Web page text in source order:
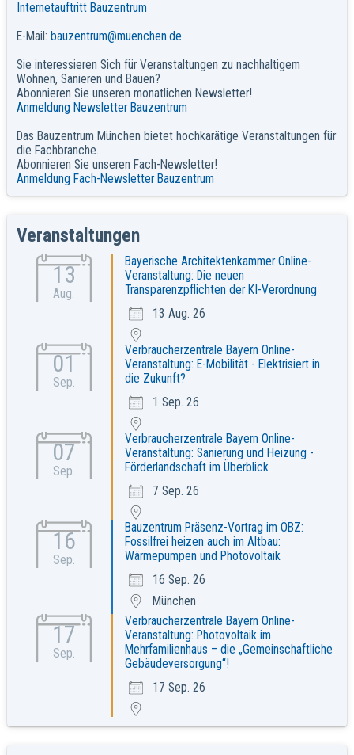
Internetauftritt Bauzentrum
E-Mail: bauzentrum@muenchen.de
Sie interessieren Sich für Veranstaltungen zu nachhaltigem
Wohnen, Sanieren und Bauen?
Abonnieren Sie unseren monatlichen Newsletter!
Anmeldung Newsletter Bauzentrum
Das Bauzentrum München bietet hochkarätige Veranstaltungen für
die Fachbranche.
Abonnieren Sie unseren Fach-Newsletter!
Anmeldung Fach-Newsletter Bauzentrum
Veranstaltungen
13
Aug.
Bayerische Architektenkammer Online-
Veranstaltung: Die neuen
Transparenzpflichten der KI-Verordnung
13 Aug. 26
01
Sep.
Verbraucherzentrale Bayern Online-
Veranstaltung: E-Mobilität - Elektrisiert in
die Zukunft?
1 Sep. 26
07
Sep.
Verbraucherzentrale Bayern Online-
Veranstaltung: Sanierung und Heizung -
Förderlandschaft im Überblick
7 Sep. 26
16
Sep.
Bauzentrum Präsenz-Vortrag im ÖBZ:
Fossilfrei heizen auch im Altbau:
Wärmepumpen und Photovoltaik
16 Sep. 26
München
17
Sep.
Verbraucherzentrale Bayern Online-
Veranstaltung: Photovoltaik im
Mehrfamilienhaus – die „Gemeinschaftliche
Gebäudeversorgung“!
17 Sep. 26